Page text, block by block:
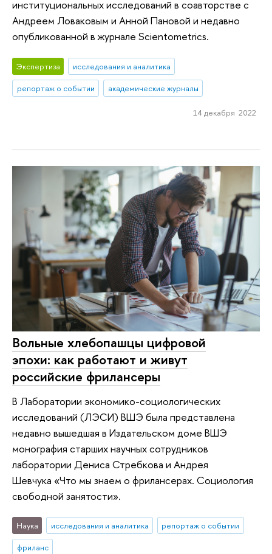
институциональных исследований в соавторстве с
Андреем Ловаковым и Анной Пановой и недавно
опубликованной в журнале Scientometrics.
Экспертиза
исследования и аналитика
репортаж о событии
академические журналы
14 декабря 2022
Вольные хлебопашцы цифровой
эпохи: как работают и живут
российские фрилансеры
В Лаборатории экономико-социологических
исследований (ЛЭСИ) ВШЭ была представлена
недавно вышедшая в Издательском доме ВШЭ
монография старших научных сотрудников
лаборатории Дениса Стребкова и Андрея
Шевчука «Что мы знаем о фрилансерах. Социология
свободной занятости».
Наука исследования и аналитика
репортаж о событии
фриланс